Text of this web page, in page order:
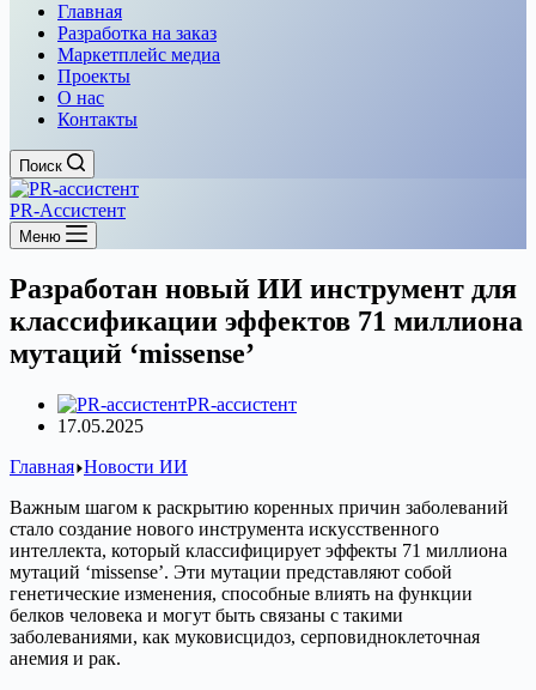
Главная
Разработка на заказ
Маркетплейс медиа
Проекты
О нас
Контакты
Поиск
PR-Ассистент
Меню
Разработан новый ИИ инструмент для
классификации эффектов 71 миллиона
мутаций ‘missense’
PR-ассистент
17.05.2025
Главная Новости ИИ
Важным шагом к раскрытию коренных причин заболеваний
стало создание нового инструмента искусственного
интеллекта, который классифицирует эффекты 71 миллиона
мутаций ‘missense’. Эти мутации представляют собой
генетические изменения, способные влиять на функции
белков человека и могут быть связаны с такими
заболеваниями, как муковисцидоз, серповидноклеточная
анемия и рак.